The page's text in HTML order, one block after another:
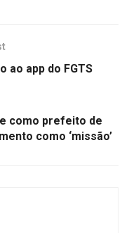
ao app do FGTS
como prefeito de
como ‘missão’